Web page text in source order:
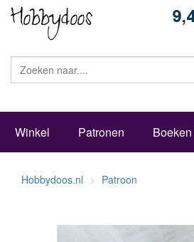
Winkel Patronen Boeken
Hobbydoos.nl Patroon